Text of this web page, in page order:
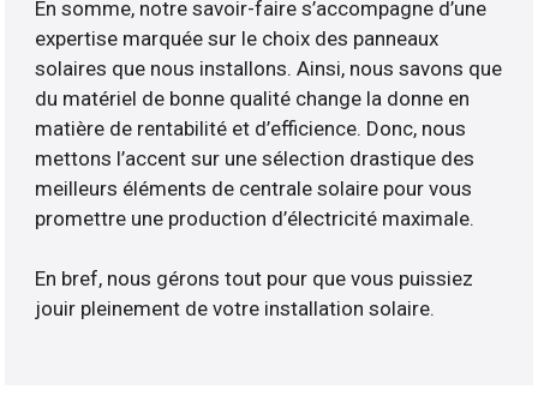
En somme, notre savoir-faire s’accompagne d’une
expertise marquée sur le choix des panneaux
solaires que nous installons. Ainsi, nous savons que
du matériel de bonne qualité change la donne en
matière de rentabilité et d’efficience. Donc, nous
mettons l’accent sur une sélection drastique des
meilleurs éléments de centrale solaire pour vous
promettre une production d’électricité maximale.
En bref, nous gérons tout pour que vous puissiez
jouir pleinement de votre installation solaire.